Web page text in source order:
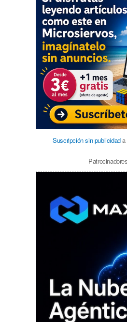
Suscripción sin publicidada
Patrocinadores